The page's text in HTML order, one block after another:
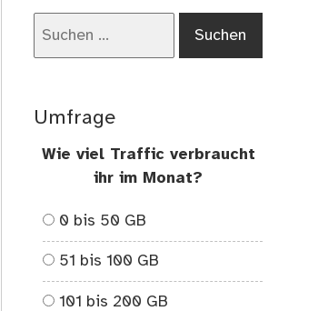
Umfrage
Wie viel Traffic verbraucht
ihr im Monat?
0 bis 50 GB
51 bis 100 GB
101 bis 200 GB